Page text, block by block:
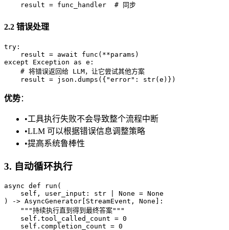
2.2 错误处理
try:
    result = await func(**params)
except Exception as e:
    # 将错误返回给 LLM，让它尝试其他方案
优势：
•工具执行失败不会导致整个流程中断
•LLM 可以根据错误信息调整策略
•提高系统鲁棒性
3. 自动循环执行
async def run(
    self, user_input: str | None = None
) -> AsyncGenerator[StreamEvent, None]:
    """持续执行直到得到最终答案"""
    self.tool_called_count = 0
    self.completion_count = 0